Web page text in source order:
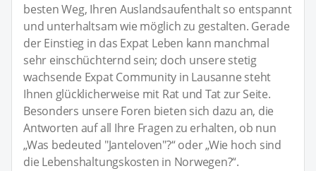
besten Weg, Ihren Auslandsaufenthalt so entspannt
und unterhaltsam wie möglich zu gestalten. Gerade
der Einstieg in das Expat Leben kann manchmal
sehr einschüchternd sein; doch unsere stetig
wachsende Expat Community in Lausanne steht
Ihnen glücklicherweise mit Rat und Tat zur Seite.
Besonders unsere Foren bieten sich dazu an, die
Antworten auf all Ihre Fragen zu erhalten, ob nun
„Was bedeuted "Janteloven"?“ oder „Wie hoch sind
die Lebenshaltungskosten in Norwegen?“.